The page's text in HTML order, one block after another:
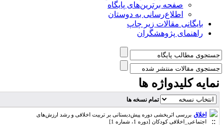
صفحه برترین‌های پایگاه
اطلاع‌رسانی به دوستان
بایگانی مقالات زیر چاپ
راهنمای پژوهشگران
کلیدواژه ها
تمام نسخه ها
اخلاق بررسی اثربخشی دوره پیش‌دبستانی بر تربیت اخلاقی و رشد ارزش‌های
اجتماعی_اخلاقی کودکان [دوره 1، شماره 1]